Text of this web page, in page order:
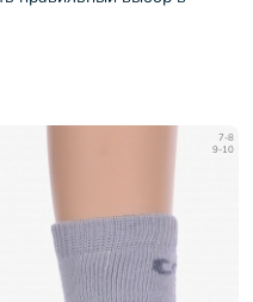
7-8
9-10